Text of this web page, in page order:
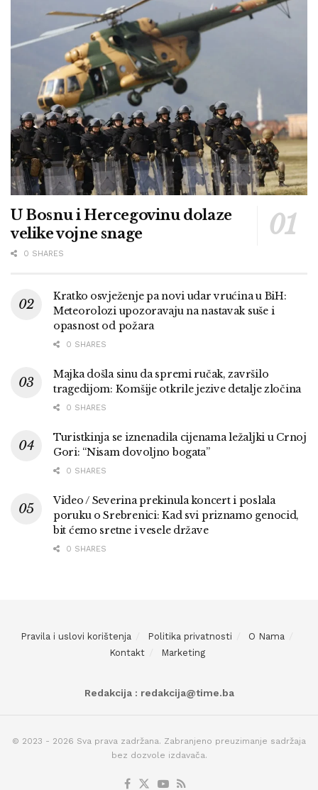
U Bosnu i Hercegovinu dolaze
velike vojne snage
0 SHARES
Kratko osvježenje pa novi udar vrućina u BiH:
Meteorolozi upozoravaju na nastavak suše i
opasnost od požara
0 SHARES
Majka došla sinu da spremi ručak, završilo
tragedijom: Komšije otkrile jezive detalje zločina
0 SHARES
Turistkinja se iznenadila cijenama ležaljki u Crnoj
Gori: “Nisam dovoljno bogata”
0 SHARES
Video / Severina prekinula koncert i poslala
poruku o Srebrenici: Kad svi priznamo genocid,
bit ćemo sretne i vesele države
0 SHARES
Pravila i uslovi korištenja Politika privatnosti
O Nama
Kontakt
Marketing
Redakcija : redakcija@time.ba
© 2023 - 2026 Sva prava zadržana. Zabranjeno preuzimanje sadržaja
bez dozvole izdavača.